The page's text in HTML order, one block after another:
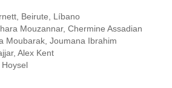
Beirute, Líbano
Mouzannar, Chermine Assadian
Moubarak, Joumana Ibrahim
Alex Kent